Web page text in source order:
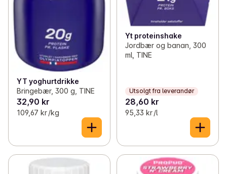
YT yoghurtdrikke
Bringebær, 300 g, TINE
32,90 kr
109,67 kr /kg
Yt proteinshake
Jordbær og banan, 300
ml, TINE
Utsolgt fra leverandør
28,60 kr
95,33 kr /l